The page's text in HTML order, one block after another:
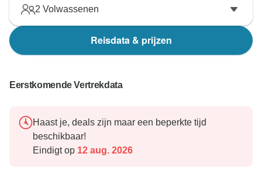
2 Volwassenen
Reisdata & prijzen
Eerstkomende Vertrekdata
Haast je, deals zijn maar een beperkte tijd
beschikbaar!
Eindigt op 12 aug. 2026